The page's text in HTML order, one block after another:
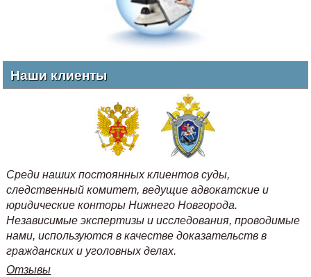
Наши клиенты
Среди наших постоянных клиентов суды,
следственный комитет, ведущие адвокатские и
юридические конторы Нижнего Новгорода.
Независимые экспертизы и исследования, проводимые
нами, используются в качестве доказательств в
гражданских и уголовных делах.
Отзывы